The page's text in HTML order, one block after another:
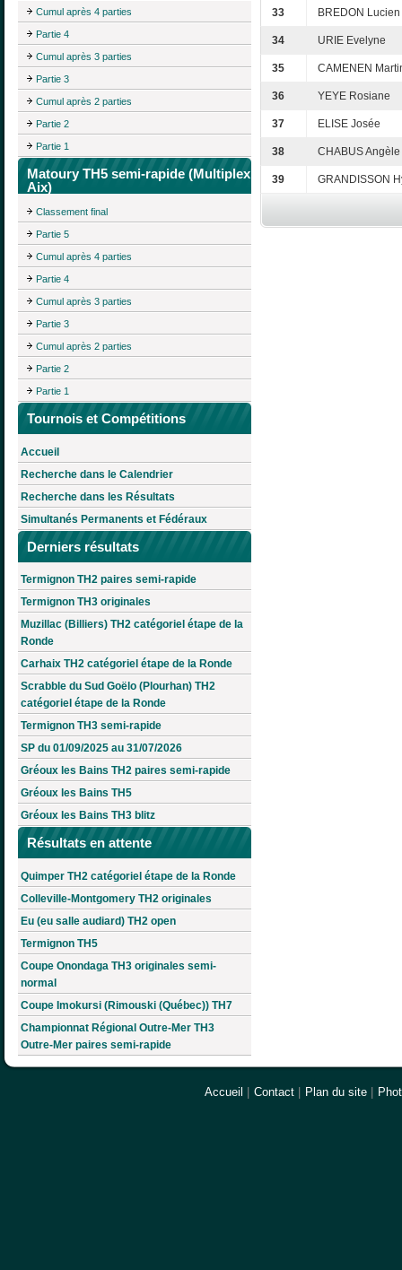
Cumul après 4 parties
Partie 4
Cumul après 3 parties
Partie 3
Cumul après 2 parties
Partie 2
Partie 1
Matoury TH5 semi-rapide (Multiplex
Aix)
Classement final
Partie 5
Cumul après 4 parties
Partie 4
Cumul après 3 parties
Partie 3
Cumul après 2 parties
Partie 2
Partie 1
Tournois et Compétitions
Accueil
Recherche dans le Calendrier
Recherche dans les Résultats
Simultanés Permanents et Fédéraux
Derniers résultats
Termignon TH2 paires semi-rapide
Termignon TH3 originales
Muzillac (Billiers) TH2 catégoriel étape de la
Ronde
Carhaix TH2 catégoriel étape de la Ronde
Scrabble du Sud Goëlo (Plourhan) TH2
catégoriel étape de la Ronde
Termignon TH3 semi-rapide
SP du 01/09/2025 au 31/07/2026
Gréoux les Bains TH2 paires semi-rapide
Gréoux les Bains TH5
Gréoux les Bains TH3 blitz
Résultats en attente
Quimper TH2 catégoriel étape de la Ronde
Colleville-Montgomery TH2 originales
Eu (eu salle audiard) TH2 open
Termignon TH5
Coupe Onondaga TH3 originales semi-
normal
Coupe Imokursi (Rimouski (Québec)) TH7
Championnat Régional Outre-Mer TH3
Outre-Mer paires semi-rapide
33 BREDON Lucien
34 URIE Evelyne
35 CAMENEN
36 YEYE Rosiane
37 ELISE Josée
38 CHABUS Angèle
39 GRANDISSON
Accueil Contact Plan du site